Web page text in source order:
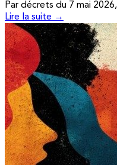
Par décrets du 7 mai
Lire la suite →